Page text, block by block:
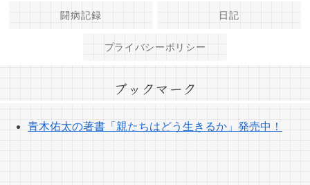
闘病記録 日記
プライバシーポリシー
ブックマーク
青木佑太の著書「親たちはどう生きるか」発売中！